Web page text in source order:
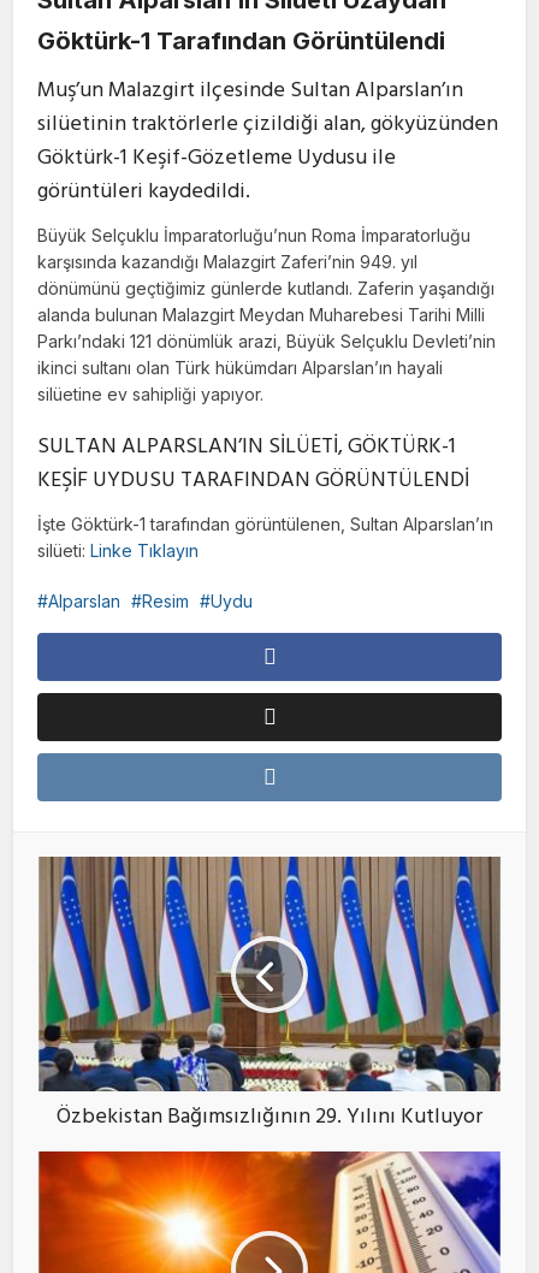
Göktürk-1 Tarafından Görüntülendi
Muş’un Malazgirt ilçesinde Sultan Alparslan’ın
silüetinin traktörlerle çizildiği alan, gökyüzünden
Göktürk-1 Keşif-Gözetleme Uydusu ile
görüntüleri kaydedildi.
Büyük Selçuklu İmparatorluğu’nun Roma İmparatorluğu
karşısında kazandığı Malazgirt Zaferi’nin 949. yıl
dönümünü geçtiğimiz günlerde kutlandı. Zaferin yaşandığı
alanda bulunan Malazgirt Meydan Muharebesi Tarihi Milli
Parkı’ndaki 121 dönümlük arazi, Büyük Selçuklu Devleti’nin
ikinci sultanı olan Türk hükümdarı Alparslan’ın hayali
silüetine ev sahipliği yapıyor.
SULTAN ALPARSLAN’IN SİLÜETİ, GÖKTÜRK-1
KEŞİF UYDUSU TARAFINDAN GÖRÜNTÜLENDİ
İşte Göktürk-1 tarafından görüntülenen, Sultan Alparslan’ın
silüeti:Linke Tıklayın
Alparslan Resim Uydu
Özbekistan Bağımsızlığının 29. Yılını Kutluyor